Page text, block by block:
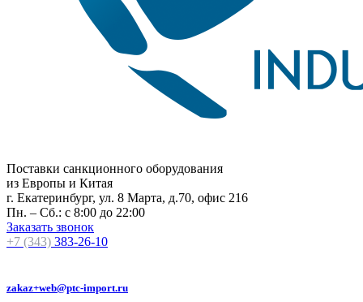
Поставки санкционного оборудования
из Европы и Китая
г. Екатеринбург, ул. 8 Марта, д.70, офис 216
Пн. – Сб.: с 8:00 до 22:00
Заказать звонок
+7 (343) 383-26-10
zakaz+web@ptc-import.ru